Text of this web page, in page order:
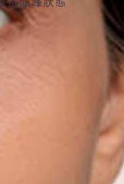
巔峰狀態